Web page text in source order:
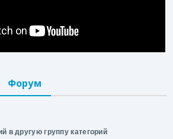
Форум
в другую группу категорий